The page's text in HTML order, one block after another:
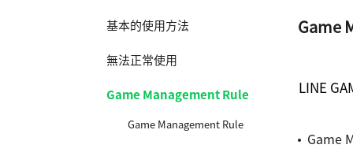
基本的使用方法
無法正常使用
Game Management Rule
Game Management Rule
Game
LINE
Game